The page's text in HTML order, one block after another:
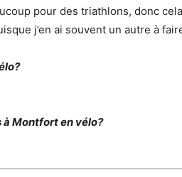
pour des triathlons, donc
j’en ai souvent un autre à
Montfort en vélo?